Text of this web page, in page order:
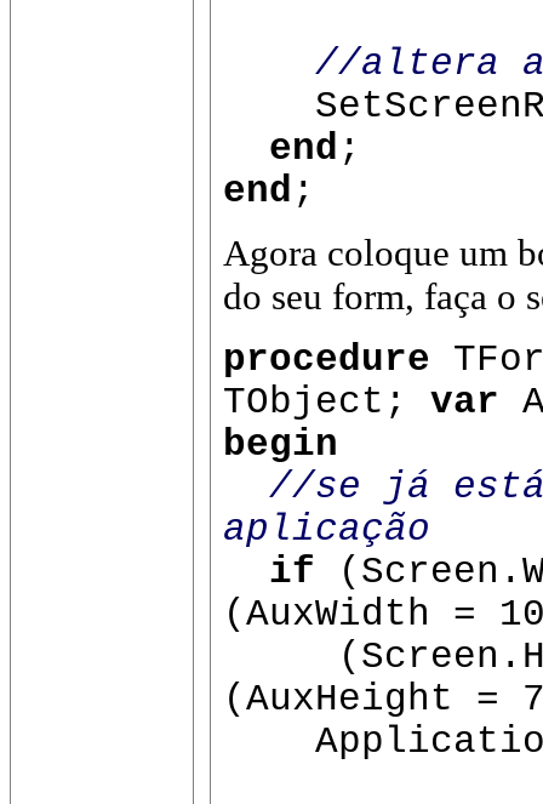
//altera a
end ;
end ;
Agora coloque um
do seu form, faça o
procedure
TObject; var
begin
//se já está
aplicação
if
(AuxWidth =
(AuxHeight =